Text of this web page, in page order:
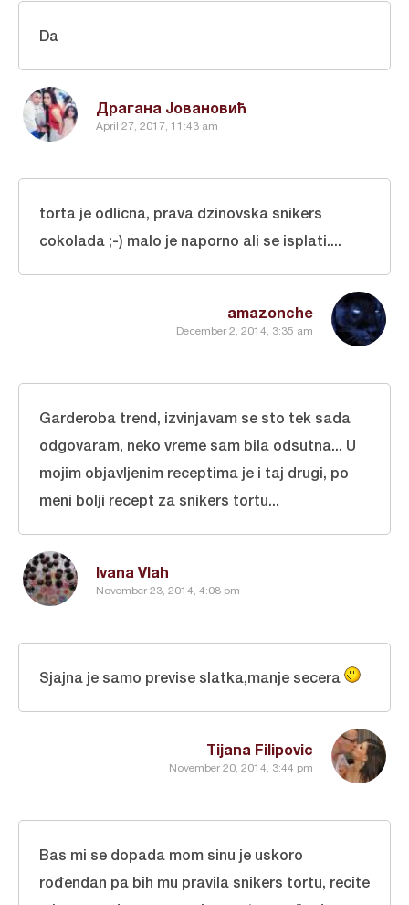
Драгана Јовановић
April 27, 2017, 11:43 am
Da
amazonche
December 2, 2014, 3:35 am
torta je odlicna, prava dzinovska snikers
cokolada ;-) malo je naporno ali se isplati....
Ivana Vlah
November 23, 2014, 4:08 pm
Garderoba trend, izvinjavam se sto tek sada
odgovaram, neko vreme sam bila odsutna... U
mojim objavljenim receptima je i taj drugi, po
meni bolji recept za snikers tortu...
Tijana Filipovic
November 20, 2014, 3:44 pm
Sjajna je samo previse slatka,manje secera
Bas mi se dopada mom sinu je uskoro
rođendan pa bih mu pravila snikers tortu, recite